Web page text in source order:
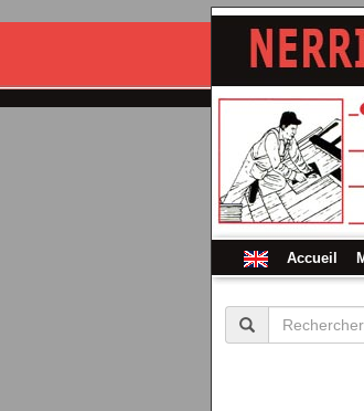
Accueil